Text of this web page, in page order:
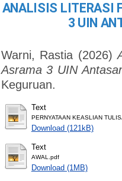
ANALISIS LITERASI
3 UIN
Warni, Rastia (2026)
Asrama 3 UIN
Keguruan.
Text
PERNYATAAN KEASLIAN
Download (121kB)
Text
AWAL.pdf
Download (1MB)